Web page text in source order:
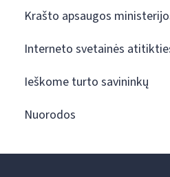
Krašto apsaugos
Interneto svetainės
Ieškome turto savininkų
Nuorodos